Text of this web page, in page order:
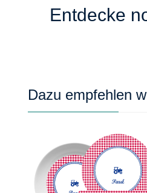
Entdecke
Produktgalerie
Dazu empfehlen